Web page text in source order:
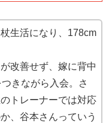
生活になり、178cm
改善せず、嫁に背中
きながら入会。さ
トレーナーでは対応
、谷本さんっていう